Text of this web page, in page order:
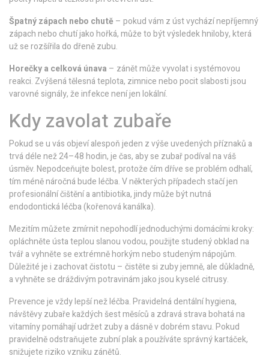
Špatný zápach nebo chutě – pokud vám z úst vychází nepříjemný
zápach nebo chutí jako hořká, může to být výsledek hniloby, která
už se rozšířila do dřeně zubu.
Horečky a celková únava – zánět může vyvolat i systémovou
reakci. Zvýšená tělesná teplota, zimnice nebo pocit slabosti jsou
varovné signály, že infekce není jen lokální.
Kdy zavolat zubaře
Pokud se u vás objeví alespoň jeden z výše uvedených příznaků a
trvá déle než 24–48 hodin, je čas, aby se zubař podíval na váš
úsměv. Nepodceňujte bolest, protože čím dříve se problém odhalí,
tím méně náročná bude léčba. V některých případech stačí jen
profesionální čištění a antibiotika, jindy může být nutná
endodontická léčba (kořenová kanálka).
Mezitím můžete zmírnit nepohodlí jednoduchými domácími kroky:
opláchněte ústa teplou slanou vodou, použijte studený obklad na
tvář a vyhněte se extrémně horkým nebo studeným nápojům.
Důležité je i zachovat čistotu – čistěte si zuby jemně, ale důkladně,
a vyhněte se dráždivým potravinám jako jsou kyselé citrusy.
Prevence je vždy lepší než léčba. Pravidelná dentální hygiena,
návštěvy zubaře každých šest měsíců a zdravá strava bohatá na
vitamíny pomáhají udržet zuby a dásně v dobrém stavu. Pokud
pravidelně odstraňujete zubní plak a používáte správný kartáček,
snižujete riziko vzniku zánětů.